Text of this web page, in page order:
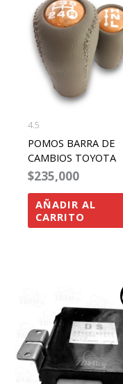
4.5
POMOS BARRA DE
CAMBIOS TOYOTA
$235,000
AÑADIR AL
CARRITO
era: